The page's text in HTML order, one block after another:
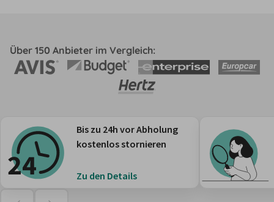
Über 150 Anbieter im Vergleich:
Bis zu 24h vor Abholung
kostenlos stornieren
Zu den Details